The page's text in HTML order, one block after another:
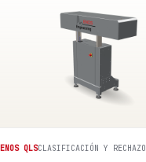
ENOS QLSCLASIFICACIÓN Y RECHAZO